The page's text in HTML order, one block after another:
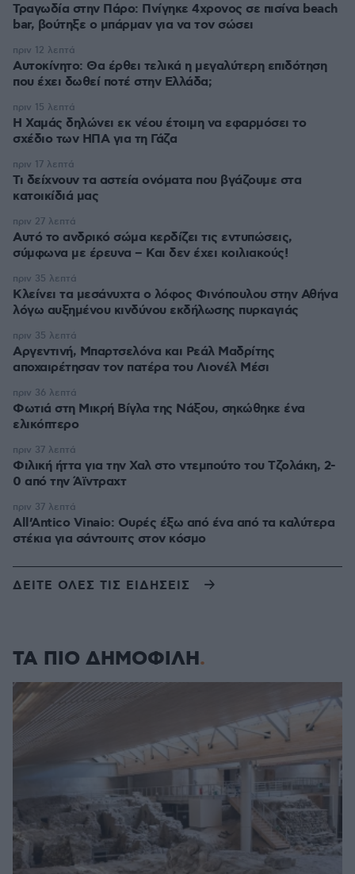
Τραγωδία στην Πάρο: Πνίγηκε 4χρονος σε πισίνα beach
bar, βούτηξε ο μπάρμαν για να τον σώσει
Αυτοκίνητο: Θα έρθει τελικά η μεγαλύτερη επιδότηση
που έχει δωθεί ποτέ στην Ελλάδα;
πριν 12 λεπτά
Η Χαμάς δηλώνει εκ νέου έτοιμη να εφαρμόσει το
σχέδιο των ΗΠΑ για τη Γάζα
πριν 15 λεπτά
Τι δείχνουν τα αστεία ονόματα που βγάζουμε στα
κατοικίδιά μας
πριν 17 λεπτά
Αυτό το ανδρικό σώμα κερδίζει τις εντυπώσεις,
σύμφωνα με έρευνα – Και δεν έχει κοιλιακούς!
πριν 27 λεπτά
Κλείνει τα μεσάνυχτα ο λόφος Φινόπουλου στην Αθήνα
λόγω αυξημένου κινδύνου εκδήλωσης πυρκαγιάς
πριν 35 λεπτά
Αργεντινή, Μπαρτσελόνα και Ρεάλ Μαδρίτης
αποχαιρέτησαν τον πατέρα του Λιονέλ Μέσι
πριν 35 λεπτά
Φωτιά στη Μικρή Βίγλα της Νάξου, σηκώθηκε ένα
ελικόπτερο
πριν 36 λεπτά
Φιλική ήττα για την Χαλ στο ντεμπούτο του Τζολάκη, 2-
0 από την Άϊντραχτ
πριν 37 λεπτά
All’Antico Vinaio: Ουρές έξω από ένα από τα καλύτερα
στέκια για σάντουιτς στον κόσμο
πριν 37 λεπτά
ΔΕΙΤΕ ΟΛΕΣ ΤΙΣ ΕΙΔΗΣΕΙΣ
ΤΑ ΠΙΟ ΔΗΜΟΦΙΛΗ